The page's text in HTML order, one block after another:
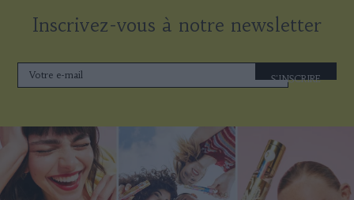
Inscrivez-vous à notre newsletter
S'INSCRIRE